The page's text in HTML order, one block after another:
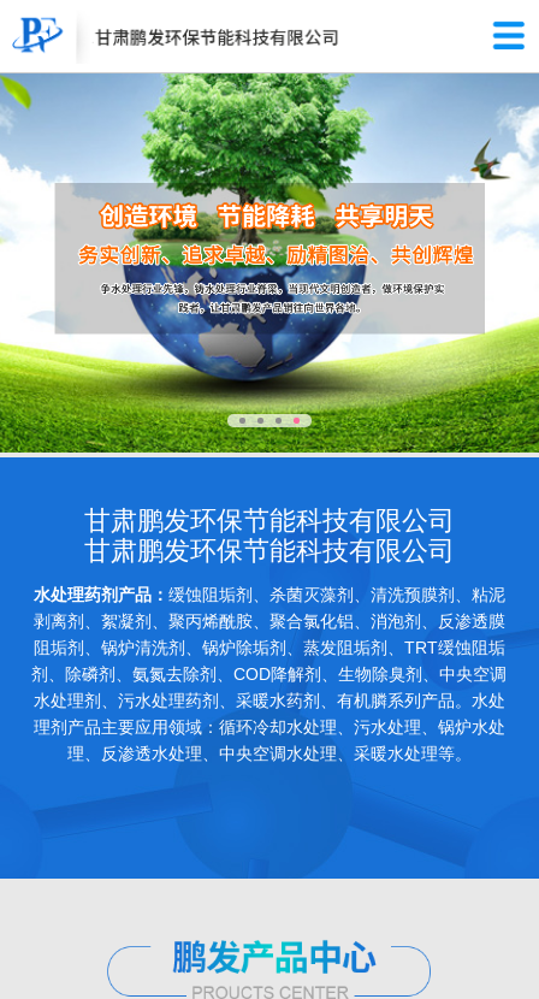
甘肃鹏发环保节能科技有限公司
甘肃鹏发环保节能科技有限公司
水处理药剂产品： 缓蚀阻垢剂、杀菌灭藻剂、清洗预膜剂、粘泥
剥离剂、絮凝剂、聚丙烯酰胺、聚合氯化铝、消泡剂、反渗透膜
阻垢剂、锅炉清洗剂、锅炉除垢剂、蒸发阻垢剂、TRT缓蚀阻垢
剂、除磷剂、氨氮去除剂、COD降解剂、生物除臭剂、中央空调
水处理剂、污水处理药剂、采暖水药剂、有机膦系列产品。水处
理剂产品主要应用领域：循环冷却水处理、污水处理、锅炉水处
理、反渗透水处理、中央空调水处理、采暖水处理等。